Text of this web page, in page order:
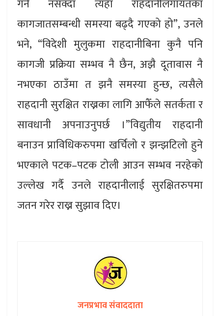
गर्न नसक्दा त्यहां राहदानीलगायतका
कागजातसम्बन्धी समस्या बढ्दै गएको हो”, उनले
भने, “विदेशी मुलुकमा राहदानीबिना कुनै पनि
कागजी प्रक्रिया सम्भव नै छैन, अझै दूतावास नै
नभएका ठाउँमा त झनै समस्या हुन्छ, त्यसैले
राहदानी सुरक्षित राख्नका लागि आफैँले सतर्कता र
सावधानी अपनाउनुपर्छ ।”विद्युतीय राहदानी
बनाउन प्राविधिकरुपमा खर्चिलो र झन्झटिलो हुने
भएकाले पटक–पटक टोली आउन सम्भव नरहेको
उल्लेख गर्दै उनले राहदानीलाई सुरक्षितरुपमा
जतन गरेर राख्न सुझाव दिए।
जनप्रभाव संवाददाता